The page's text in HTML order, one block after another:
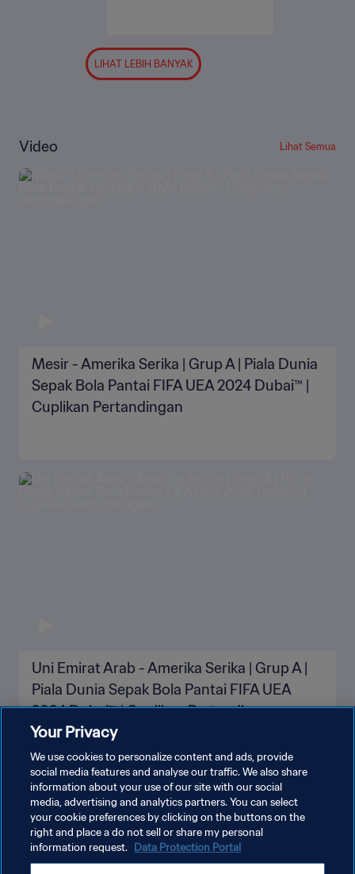
LIHAT LEBIH BANYAK
Video Lihat Semua
Mesir - Amerika Serika | Grup A | Piala Dunia
Sepak Bola Pantai FIFA UEA 2024 Dubai™ |
Cuplikan Pertandingan
Uni Emirat Arab - Amerika Serika | Grup A |
Piala Dunia Sepak Bola Pantai FIFA UEA
2024 Dubai™ | Cuplikan Pertandingan
LIHAT LEBIH BANYAK
Your Privacy
We use cookies to personalize content and ads, provide
social media features and analyse our traffic. We also share
information about your use of our site with our social
media, advertising and analytics partners. You can select
your cookie preferences by clicking on the buttons on the
right and place a do not sell or share my personal
information request. Data Protection Portal